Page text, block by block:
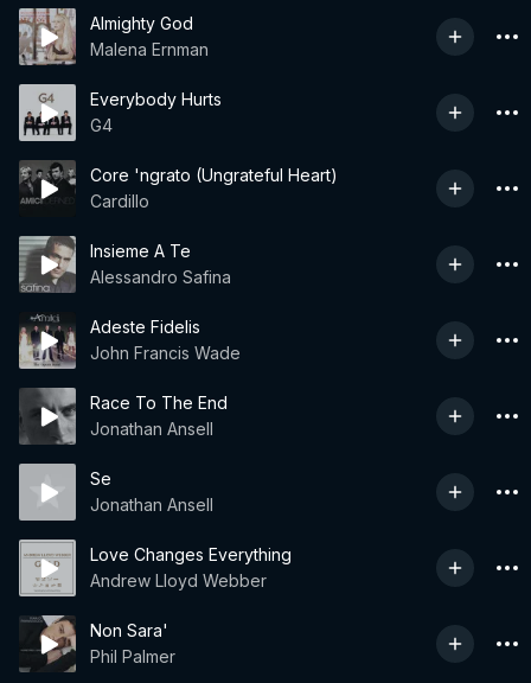
Almighty God
Malena Ernman
Everybody Hurts
G4
Core 'ngrato (Ungrateful Heart)
Cardillo
Insieme A Te
Alessandro Safina
Adeste Fidelis
John Francis Wade
Race To The End
Jonathan Ansell
Se
Jonathan Ansell
Love Changes Everything
Andrew Lloyd Webber
Non Sara'
Phil Palmer